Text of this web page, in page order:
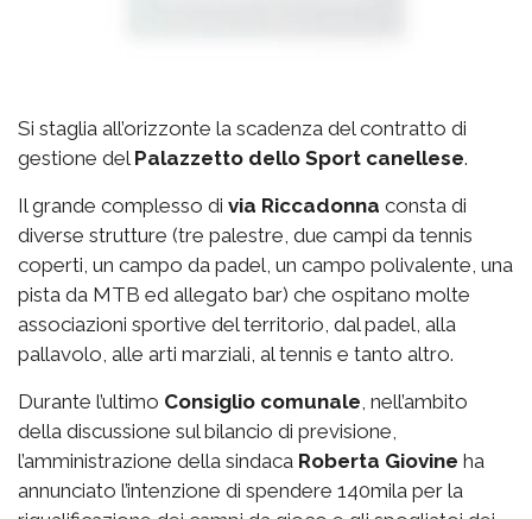
Si staglia all’orizzonte la scadenza del contratto di
gestione del Palazzetto dello Sport canellese.
Il grande complesso di via Riccadonna consta di
diverse strutture (tre palestre, due campi da tennis
coperti, un campo da padel, un campo polivalente, una
pista da MTB ed allegato bar) che ospitano molte
associazioni sportive del territorio, dal padel, alla
pallavolo, alle arti marziali, al tennis e tanto altro.
Durante l’ultimo Consiglio comunale, nell’ambito
della discussione sul bilancio di previsione,
l’amministrazione della sindaca Roberta Giovine ha
annunciato l’intenzione di spendere 140mila per la